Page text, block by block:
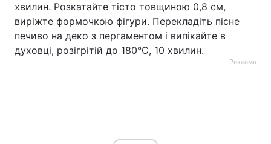
хвилин. Розкатайте тісто товщиною 0,8 см,
виріжте формочкою фігури. Перекладіть пісне
печиво на деко з пергаментом і випікайте в
духовці, розігрітій до 180°С, 10 хвилин.
Реклама